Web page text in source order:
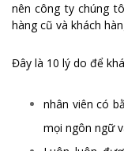
nên công ty chúng
hàng cũ và khách
Đây là 10 lý do để
nhân viên có
mọi ngôn ngữ